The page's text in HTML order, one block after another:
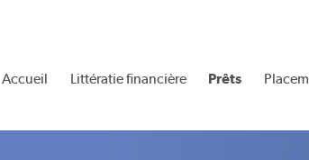
Accueil Littératie financière Prêts